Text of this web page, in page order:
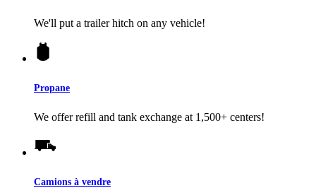
We'll put a trailer hitch on any vehicle!
Propane
We offer refill and tank exchange at 1,500+ centers!
Camions à vendre